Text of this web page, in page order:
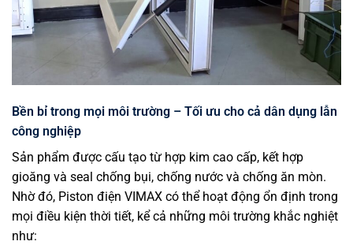
Bền bỉ trong mọi môi trường – Tối ưu cho cả dân dụng lẫn
công nghiệp
Sản phẩm được cấu tạo từ hợp kim cao cấp, kết hợp
gioăng và seal chống bụi, chống nước và chống ăn mòn.
Nhờ đó, Piston điện VIMAX có thể hoạt động ổn định trong
mọi điều kiện thời tiết, kể cả những môi trường khắc nghiệt
như: